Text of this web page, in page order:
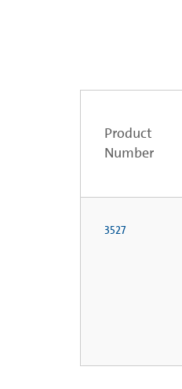
Product
Number
3527